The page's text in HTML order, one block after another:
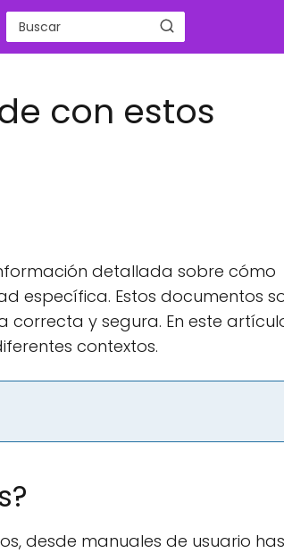
con estos
detallada sobre cómo
específica. Estos documentos
y segura. En este
contextos.
desde manuales de usuario